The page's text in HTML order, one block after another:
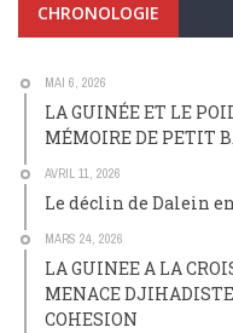
CHRONOLOGIE
MAI 6, 2026
LA GUINÉE ET LE
MÉMOIRE DE PETIT
AVRIL 11, 2026
Le déclin de Dalein
MARS 24, 2026
LA GUINEE A LA
MENACE
COHESION